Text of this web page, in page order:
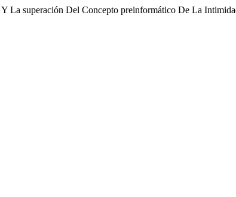
La superación Del Concepto preinformático De La